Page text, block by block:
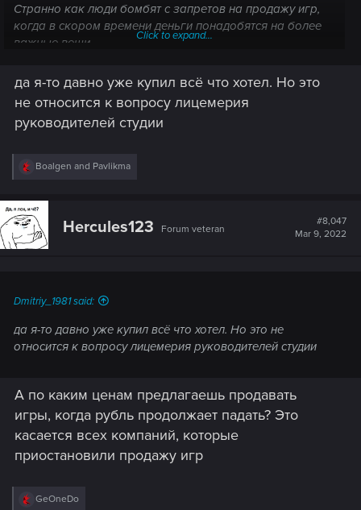
Странно как люди бомбят с запретов на продажу игр,
когда в скором времени деньги понадобятся на более
важные вещи
Click to expand...
да я-то давно уже купил всё что хотел. Но это
не относится к вопросу лицемерия
руководителей студии
R
c
t
i
o
Boalgen and Pavlikma
Hercules123 Forum veteran
#8,047
Mar 9, 2022
Dmitriy_1981 said:
да я-то давно уже купил всё что хотел. Но это не
относится к вопросу лицемерия руководителей студии
А по каким ценам предлагаешь продавать
игры, когда рубль продолжает падать? Это
касается всех компаний, которые
приостановили продажу игр
R
GeOneDo